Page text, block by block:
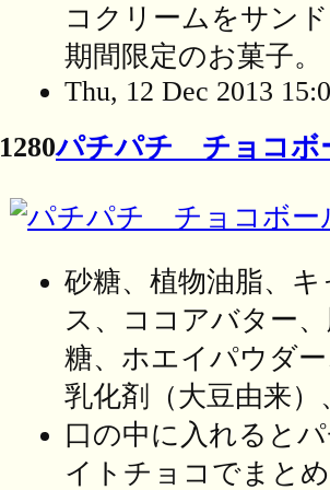
コクリームをサン
期間限定のお菓子。
Thu, 12 Dec 2013
1280パチパチ チョコボ
砂糖、植物油脂、
ス、ココアバター
糖、ホエイパウダ
乳化剤（大豆由来
口の中に入れると
イトチョコでまと